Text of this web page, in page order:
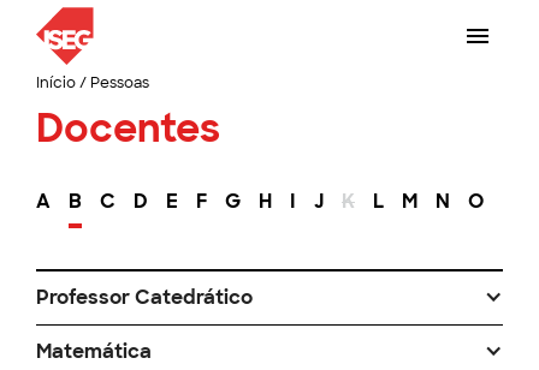
Início/ Pessoas
Docentes
A B C D E F G H I J K L M N O
Professor Catedrático
Matemática